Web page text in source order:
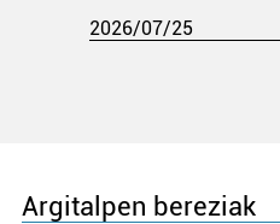
2026/07/25
Argitalpen bereziak